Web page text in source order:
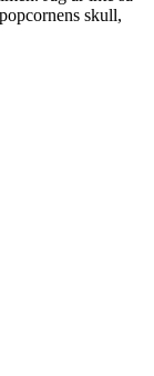
skull,